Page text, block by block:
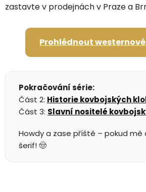
zastavte v prodejnách v Praze a
Prohlédnout
Pokračování série:
Část 2: Historie kovbojských
Část 3: Slavní nositelé
Howdy a zase příště – pokud mě
šerif! 🤠